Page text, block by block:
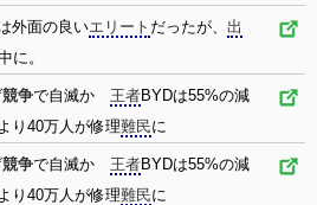
外面の良いエリート だったが、 出
に。
競争で自滅か 王者BYDは55%の減
り40万人が修理難民に
競争で自滅か 王者BYDは55%の減
り40万人が修理難民に